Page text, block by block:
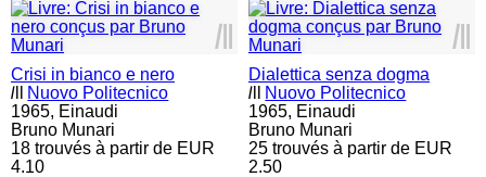
lll
Crisi in bianco e nero
l
Nuovo Politecnico
1965, Einaudi
Bruno Munari
18 trouvés à partir de EUR
4.10
lll
Dialettica senza dogma
l
Nuovo Politecnico
1965, Einaudi
Bruno Munari
25 trouvés à partir de EUR
2.50